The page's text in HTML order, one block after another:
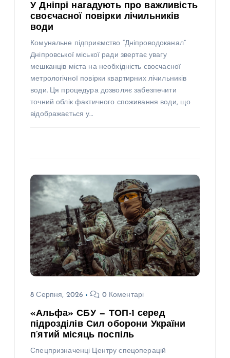
У Дніпрі нагадують про важливість
своєчасної повірки лічильників
води
Комунальне підприємство “Дніпроводоканал”
Дніпровської міської ради звертає увагу
мешканців міста на необхідність своєчасної
метрологічної повірки квартирних лічильників
води. Ця процедура дозволяє забезпечити
точний облік фактичного споживання води, що
відображається у…
8 Серпня, 2026 0 Коментарі
«Альфа» СБУ — ТОП-1 серед
підрозділів Сил оборони України
п’ятий місяць поспіль
Спецпризначенці Центру спецоперацій